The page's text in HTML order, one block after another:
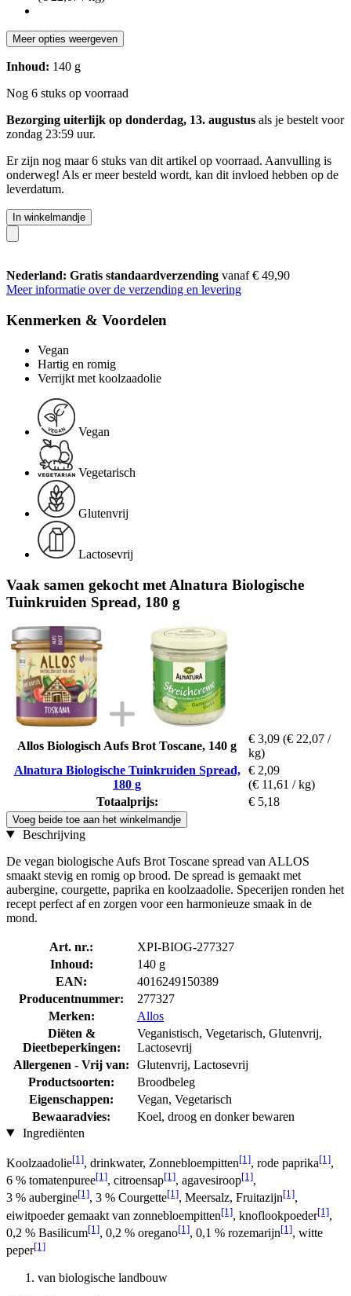
Meer opties weergeven
Inhoud: 140 g
Nog 6 stuks op voorraad
Bezorging uiterlijk op donderdag, 13. augustus als je bestelt voor
zondag 23:59 uur.
Er zijn nog maar 6 stuks van dit artikel op voorraad. Aanvulling is
onderweg! Als er meer besteld wordt, kan dit invloed hebben op de
leverdatum.
In winkelmandje
Nederland: Gratis standaardverzending vanaf € 49,90
Meer informatie over de verzending en levering
Kenmerken & Voordelen
Vegan
Hartig en romig
Verrijkt met koolzaadolie
Vegan
Vegetarisch
Glutenvrij
Lactosevrij
Vaak samen gekocht met Alnatura Biologische
Tuinkruiden Spread, 180 g
Allos Biologisch Aufs Brot Toscane, 140 g
€ 3,09 (€ 22,07 /
kg)
Alnatura Biologische Tuinkruiden Spread,
180 g
€ 2,09
(€ 11,61 / kg)
Totaalprijs:
€ 5,18
Voeg beide toe aan het winkelmandje
Beschrijving
De vegan biologische Aufs Brot Toscane spread van ALLOS
smaakt stevig en romig op brood. De spread is gemaakt met
aubergine, courgette, paprika en koolzaadolie. Specerijen ronden het
recept perfect af en zorgen voor een harmonieuze smaak in de
mond.
Art. nr.:
XPI-BIOG-277327
Inhoud:
140 g
EAN:
4016249150389
Producentnummer:
277327
Merken:
Allos
Diëten &
Dieetbeperkingen:
Veganistisch, Vegetarisch, Glutenvrij,
Lactosevrij
Allergenen - Vrij van:
Glutenvrij, Lactosevrij
Productsoorten:
Broodbeleg
Eigenschappen:
Vegan, Vegetarisch
Bewaaradvies:
Koel, droog en donker bewaren
Ingrediënten
Koolzaadolie[1], drinkwater, Zonnebloempitten[1], rode paprika[1],
6 % tomatenpuree[1], citroensap[1], agavesiroop[1],
3 % aubergine[1], 3 % Courgette[1], Meersalz, Fruitazijn[1],
eiwitpoeder gemaakt van zonnebloempitten[1], knoflookpoeder[1],
0,2 % Basilicum[1], 0,2 % oregano[1], 0,1 % rozemarijn[1], witte
peper[1]
van biologische landbouw